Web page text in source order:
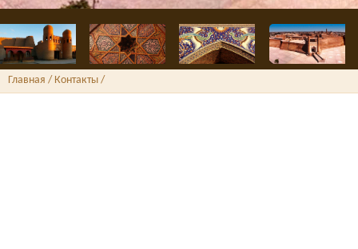
Главная / Контакты /